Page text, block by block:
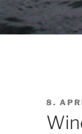
AM
8.